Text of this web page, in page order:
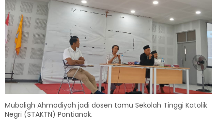
Mubaligh Ahmadiyah jadi dosen tamu Sekolah Tinggi Katolik
Negri (STAKTN) Pontianak.